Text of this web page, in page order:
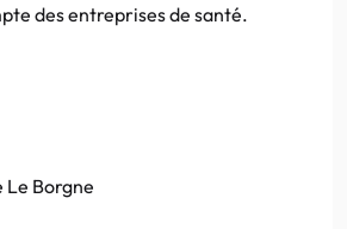
des entreprises de santé.
Le Borgne